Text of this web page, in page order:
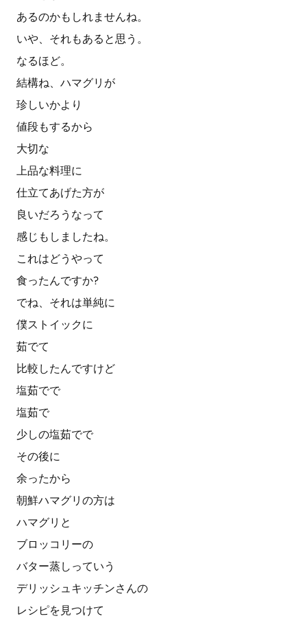
あるのかもしれませんね。
いや、それもあると思う。
なるほど。
結構ね、ハマグリが
珍しいかより
値段もするから
大切な
上品な料理に
仕立てあげた方が
良いだろうなって
感じもしましたね。
これはどうやって
食ったんですか?
でね、それは単純に
僕ストイックに
茹でて
比較したんですけど
塩茹でで
塩茹で
少しの塩茹でで
その後に
余ったから
朝鮮ハマグリの方は
ハマグリと
ブロッコリーの
バター蒸しっていう
デリッシュキッチンさんの
レシピを見つけて